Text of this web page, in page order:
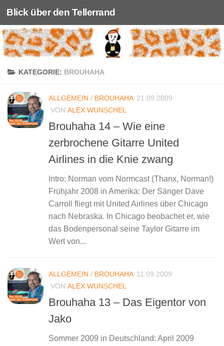
Unter dem Inhalt
Blick über den Tellerrand
KATEGORIE: BROUHAHA
ALLGEMEIN / BROUHAHA 21.09.2009
VON ALEX WUNSCHEL
Brouhaha 14 – Wie eine
zerbrochene Gitarre United
Airlines in die Knie zwang
Intro: Norman vom Normcast (Thanx, Norman!)
Frühjahr 2008 in Amerika: Der Sänger Dave
Carroll fliegt mit United Airlines über Chicago
nach Nebraska. In Chicago beobachet er, wie
das Bodenpersonal seine Taylor Gitarre im
Wert von...
ALLGEMEIN / BROUHAHA 11.09.2009
VON ALEX WUNSCHEL
Brouhaha 13 – Das Eigentor von
Jako
Sommer 2009 in Deutschland: April 2009